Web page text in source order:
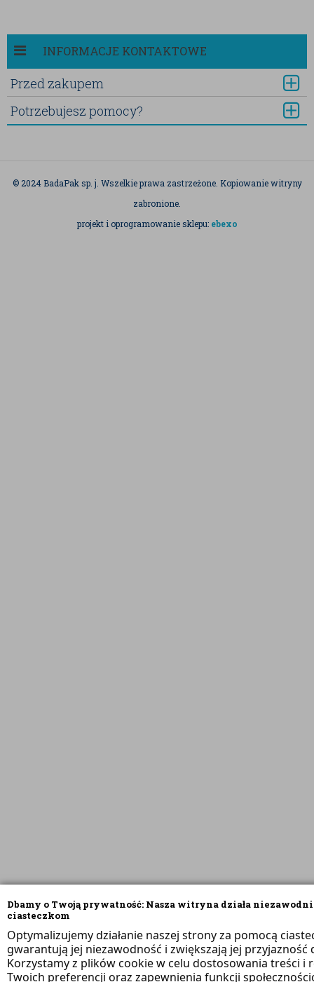
Dbamy o Twoją prywatność: Nasza witryna działa
ciasteczkom
Optymalizujemy działanie naszej strony za pomocą
gwarantują jej niezawodność i zwiększają jej przyjazność
Korzystamy z plików cookie w celu dostosowania treści i
Twoich preferencji oraz zapewnienia funkcji
INFORMACJE KONTAKTOWE
Przed zakupem
Potrzebujesz pomocy?
© 2024 BadaPak sp. j. Wszelkie prawa zastrzeżone. Kopiowanie witryny
zabronione.
projekt i oprogramowanie sklepu: ebexo